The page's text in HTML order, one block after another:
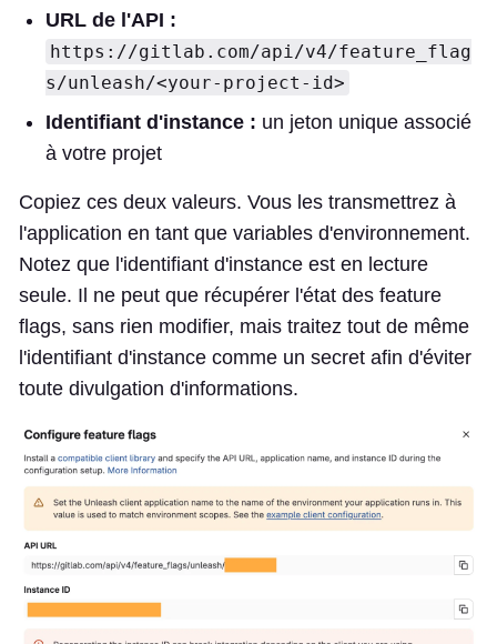
URL de l'API :
https://gitlab.com/api/v4/feature_flag
s/unleash/<your-project-id>
Identifiant d'instance : un jeton unique associé
à votre projet
Copiez ces deux valeurs. Vous les transmettrez à
l'application en tant que variables d'environnement.
Notez que l'identifiant d'instance est en lecture
seule. Il ne peut que récupérer l'état des feature
flags, sans rien modifier, mais traitez tout de même
l'identifiant d'instance comme un secret afin d'éviter
toute divulgation d'informations.